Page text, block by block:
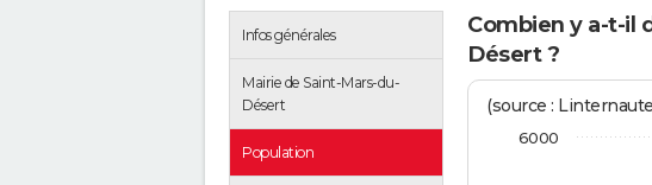
Infos générales
Mairie de Saint-Mars-du-
Désert
Population
Combien y a-t-il
Désert ?
(source :
6000